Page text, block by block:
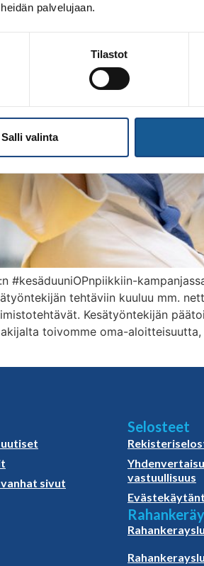
palvelujaan.
Tilastot
Salli valinta
#kesäduuniOPnpiikkiin-
tehtäviin kuuluu mm.
Kesätyöntekijän
toivomme oma-
sivut
Selosteet
vastuullisuus